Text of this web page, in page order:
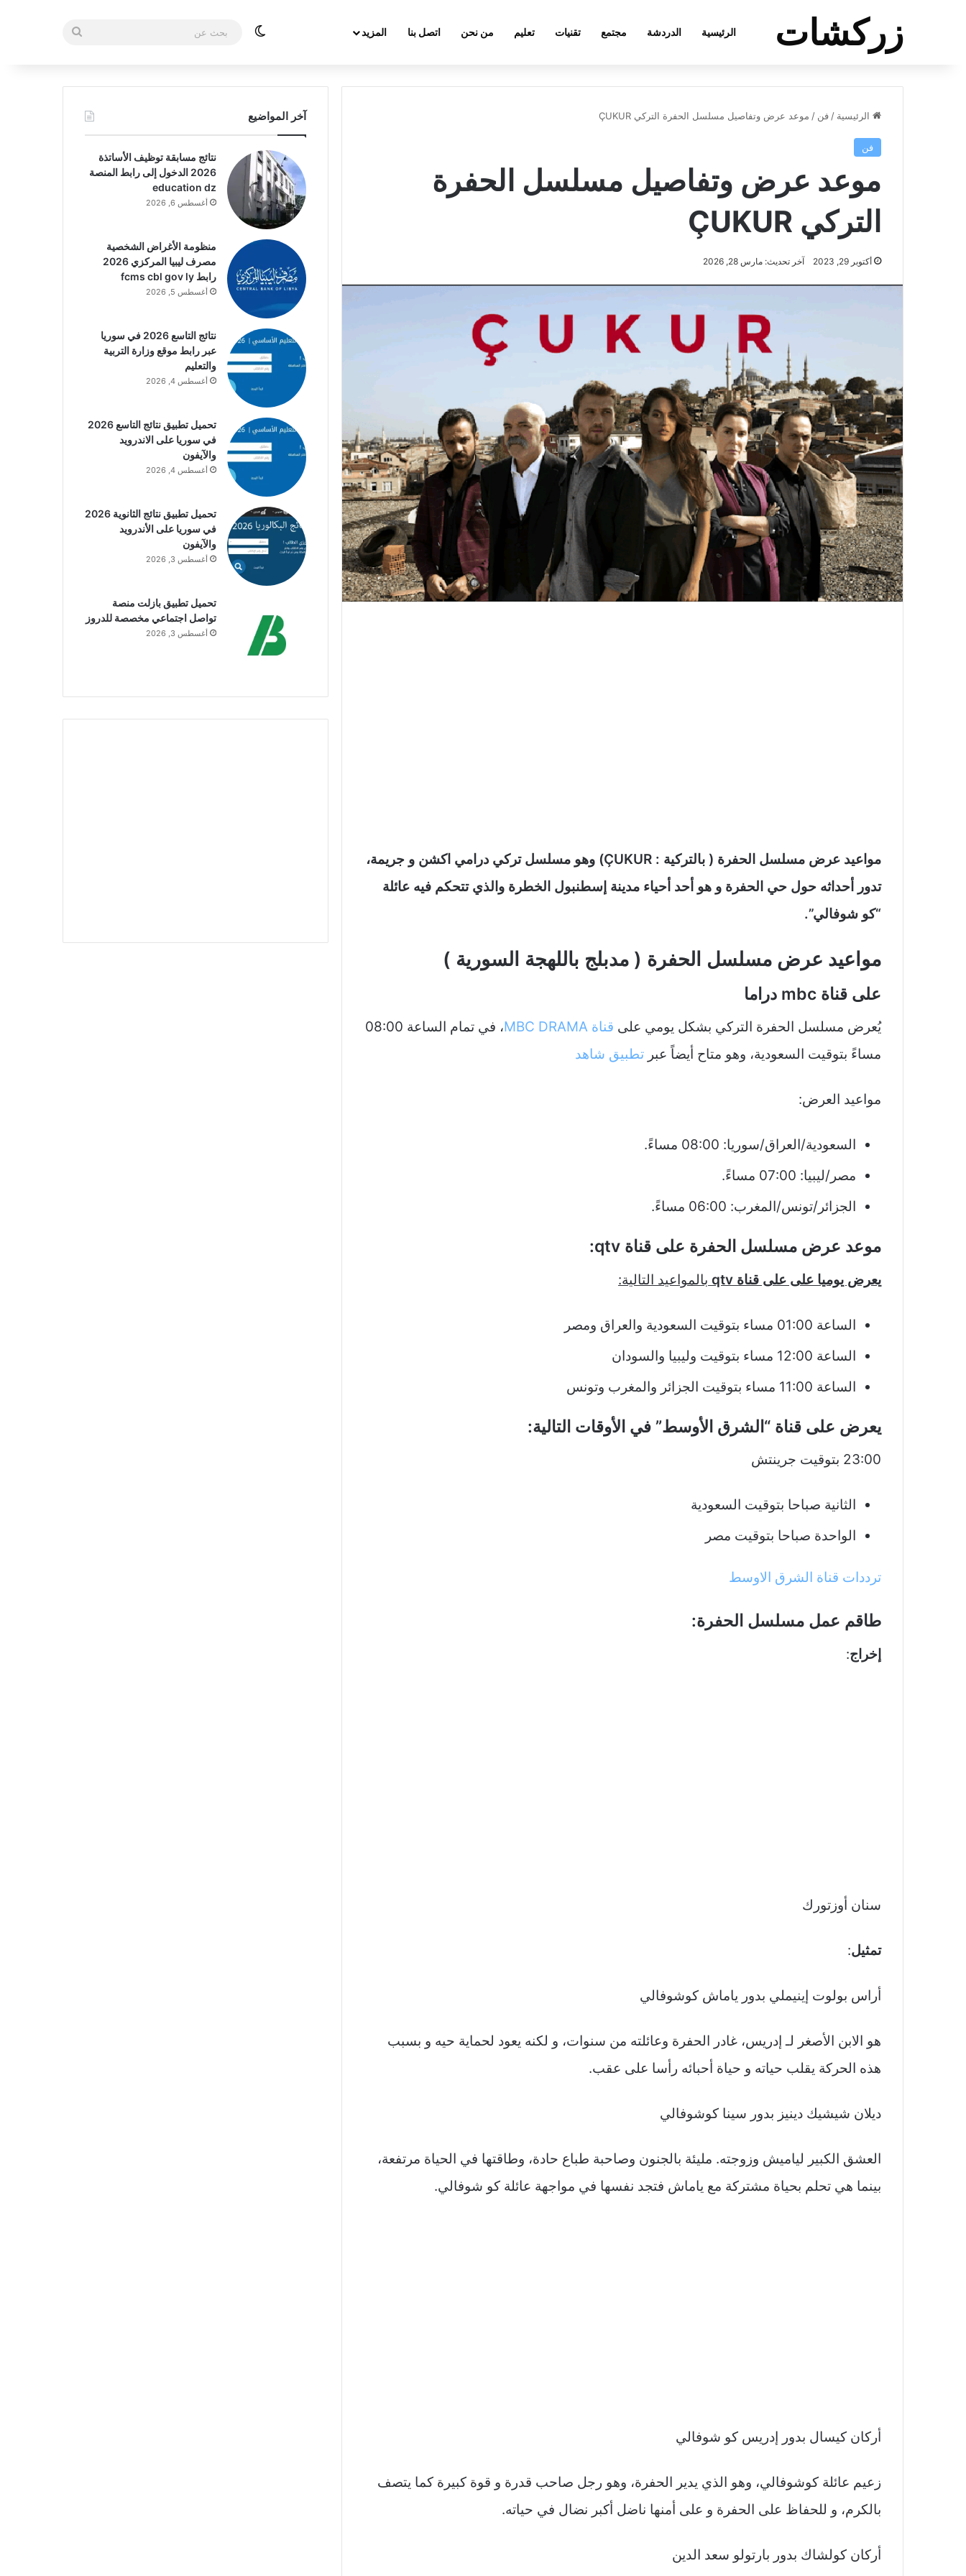
زركشات الرئيسية الدردشة مجتمع تقنيات تعليم من نحن اتصل بنا المزيد الوضع المظلم
بحث
الرئيسية / فن / موعد عرض وتفاصيل مسلسل الحفرة التركي ÇUKUR
فن
موعد عرض وتفاصيل مسلسل الحفرة
التركي ÇUKUR
أكتوبر 29, 2023 آخر تحديث: مارس 28, 2026
مواعيد عرض مسلسل الحفرة ( بالتركية : ÇUKUR) وهو مسلسل تركي درامي اكشن و جريمة،
تدور أحداثه حول حي الحفرة و هو أحد أحياء مدينة إسطنبول الخطرة والذي تتحكم فيه عائلة
“كو شوفالي”.
مواعيد عرض مسلسل الحفرة ( مدبلج باللهجة السورية )
على قناة mbc دراما
يُعرض مسلسل الحفرة التركي بشكل يومي على قناة MBC DRAMA
، في تمام الساعة 08:00
مساءً بتوقيت السعودية، وهو متاح أيضاً عبر تطبيق شاهد
مواعيد العرض:
السعودية/العراق/سوريا: 08:00 مساءً.
مصر/ليبيا: 07:00 مساءً.
الجزائر/تونس/المغرب: 06:00 مساءً.
موعد عرض مسلسل الحفرة على قناة qtv:
يعرض يوميا على على قناة qtv بالمواعيد التالية:
الساعة 01:00 مساء بتوقيت السعودية والعراق ومصر
الساعة 12:00 مساء بتوقيت وليبيا والسودان
الساعة 11:00 مساء بتوقيت الجزائر والمغرب وتونس
يعرض على قناة “الشرق الأوسط” في الأوقات التالية:
23:00 بتوقيت جرينتش
الثانية صباحا بتوقيت السعودية
الواحدة صباحا بتوقيت مصر
ترددات قناة الشرق الاوسط
طاقم عمل مسلسل الحفرة:
إخراج:
سنان أوزتورك
تمثيل:
أراس بولوت إينيملي بدور ياماش كوشوفالي
هو الابن الأصغر لـ إدريس، غادر الحفرة وعائلته من سنوات، و لكنه يعود لحماية حيه و بسبب
هذه الحركة يقلب حياته و حياة أحبائه رأسا على عقب.
ديلان شيشيك دينيز بدور سينا كوشوفالي
العشق الكبير لياميش وزوجته. مليئة بالجنون وصاحبة طباع حادة، وطاقتها في الحياة مرتفعة،
بينما هي تحلم بحياة مشتركة مع ياماش فتجد نفسها في مواجهة عائلة كو شوفالي.
أركان كيسال بدور إدريس كو شوفالي
زعيم عائلة كوشوفالي، وهو الذي يدير الحفرة، وهو رجل صاحب قدرة و قوة كبيرة كما يتصف
بالكرم، و للحفاظ على الحفرة و على أمنها ناضل أكبر نضال في حياته.
أركان كولشاك بدور بارتولو سعد الدين
آخر المواضيع
نتائج مسابقة توظيف الأساتذة
2026 الدخول إلى رابط المنصة
education dz
أغسطس 6, 2026
منظومة الأغراض الشخصية
مصرف ليبيا المركزي 2026
رابط fcms cbl gov ly
أغسطس 5, 2026
نتائج التاسع 2026 في سوريا
عبر رابط موقع وزارة التربية
والتعليم
أغسطس 4, 2026
تحميل تطبيق نتائج التاسع 2026
في سوريا على الاندرويد
والآيفون
أغسطس 4, 2026
تحميل تطبيق نتائج الثانوية 2026
في سوريا على الأندرويد
والآيفون
أغسطس 3, 2026
تحميل تطبيق بازلت منصة
تواصل اجتماعي مخصصة للدروز
أغسطس 3, 2026